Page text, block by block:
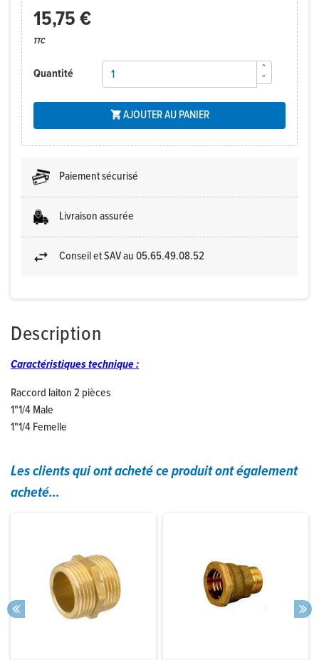
15,75 €
TTC
Quantité
AJOUTER AU PANIER
Paiement sécurisé
Livraison assurée
Conseil et SAV au 05.65.49.08.52
Description
Caractéristiques technique :
Raccord laiton 2 pièces
1"1/4 Male
1"1/4 Femelle
Les clients qui ont acheté ce produit ont également
acheté...